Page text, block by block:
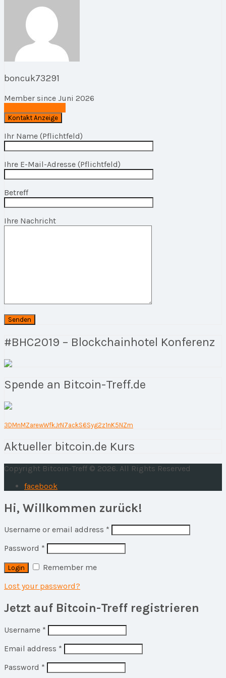
boncuk73291
Member since Juni 2026
Ihr Name (Pflichtfeld)
Ihre E-Mail-Adresse (Pflichtfeld)
Betreff
Ihre Nachricht
#BHC2019 – Blockchainhotel Konferenz
Spende an Bitcoin-Treff.de
3DMnMZarewWfkJrN7ackS6Syg2z1nK5NZm
Aktueller bitcoin.de Kurs
Copyright Bitcoin-Treff © 2026. All Rights Reserved
facebook
Hi, Willkommen zurück!
Username or email address *
Password *
Remember me
Lost your password?
Jetzt auf Bitcoin-Treff registrieren
Username *
Email address *
Password *